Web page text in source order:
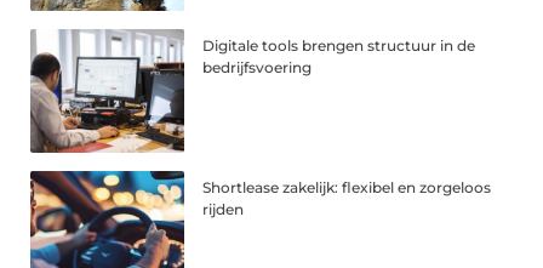
Digitale tools brengen structuur in de
bedrijfsvoering
Shortlease zakelijk: flexibel en zorgeloos
rijden